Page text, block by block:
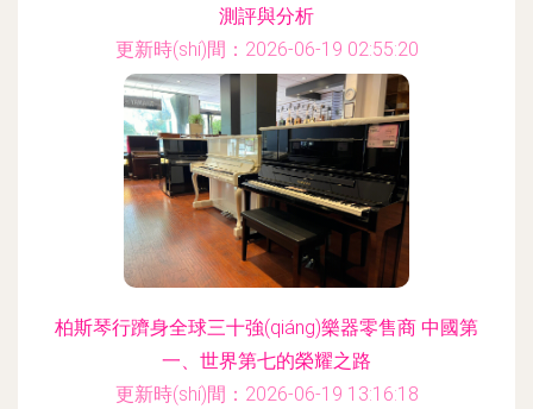
測評與分析
更新時(shí)間：2026-06-19 02:55:20
柏斯琴行躋身全球三十強(qiáng)樂器零售商 中國第
一、世界第七的榮耀之路
更新時(shí)間：2026-06-19 13:16:18